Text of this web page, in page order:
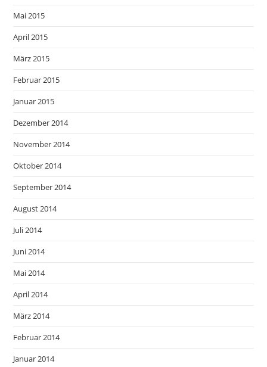
Mai 2015
April 2015
März 2015
Februar 2015
Januar 2015
Dezember 2014
November 2014
Oktober 2014
September 2014
August 2014
Juli 2014
Juni 2014
Mai 2014
April 2014
März 2014
Februar 2014
Januar 2014